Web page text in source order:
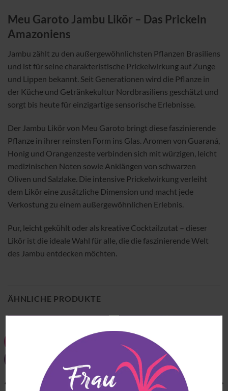
Meu Garoto Jambu Likör – Das Prickeln
Amazoniens
Jambu zählt zu den außergewöhnlichsten Pflanzen Brasiliens
und ist für seine charakteristische Prickelwirkung auf Zunge
und Lippen bekannt. Seit Generationen wird die Pflanze in
der Küche und Getränkekultur Nordbrasiliens geschätzt und
sorgt bis heute für einzigartige sensorische Erlebnisse.
Der Jambu Likör von Meu Garoto bringt diese faszinierende
Pflanze in ihrer reinsten Form ins Glas. Aromen von Guaraná,
Honig und Orangenzeste verbinden sich mit würzigen, leicht
medizinischen Noten sowie Anklängen von schwarzen
Oliven und Salzlake. Die intensive Prickelwirkung verleiht
dem Likör eine zusätzliche Dimension und macht jede
Verkostung zu einem außergewöhnlichen Erlebnis.
Pur, leicht gekühlt oder als kreative Cocktailzutat – dieser
Likör ist die ideale Wahl für alle, die die faszinierende Welt
des Jambu entdecken möchten.
ÄHNLICHE PRODUKTE